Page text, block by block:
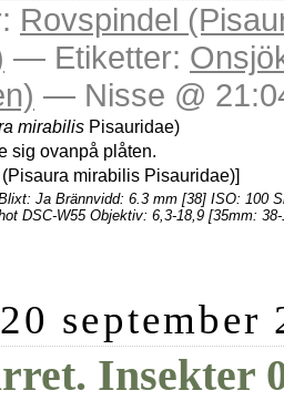
Rovspindel
— Etiketter:
— Nisse @
mirabilis Pisauridae)
sig ovanpå plåten.
Ja Brännvidd: 6.3 mm [38] ISO: 100
DSC-W55 Objektiv: 6,3-18,9 [35mm: 38-
september
Insekter